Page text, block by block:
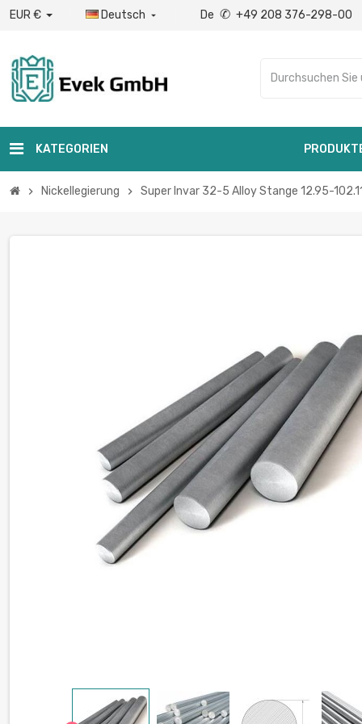
EUR € Deutsch  De ✆ +49 208 376-298-00
KATEGORIEN
chevron_right Nickellegierung chevron_right Super Invar 32-5 Alloy Stange 12.95-